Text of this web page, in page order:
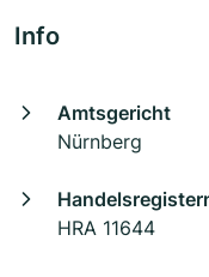
Info
Amtsgericht
Nürnberg
HRA 11644